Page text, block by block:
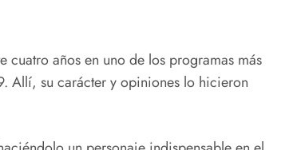
años en uno de los programas más
Allí, su carácter y opiniones lo hicieron